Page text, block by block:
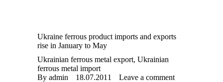
Ukraine ferrous product imports and exports
rise in January to May
Ukrainian ferrous metal export, Ukrainian
ferrous metal import
By admin 18.07.2011
Leave a comment